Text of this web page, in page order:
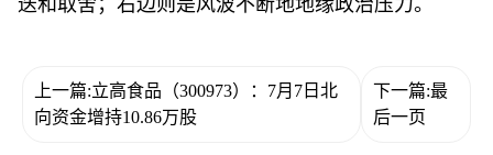
上一篇:立高食品（300973）：7月7日北
向资金增持10.86万股
下一篇:最
后一页